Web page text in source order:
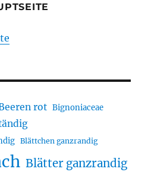
rot Bignoniaceae
Blättchen ganzrandig
Blätter ganzrandig